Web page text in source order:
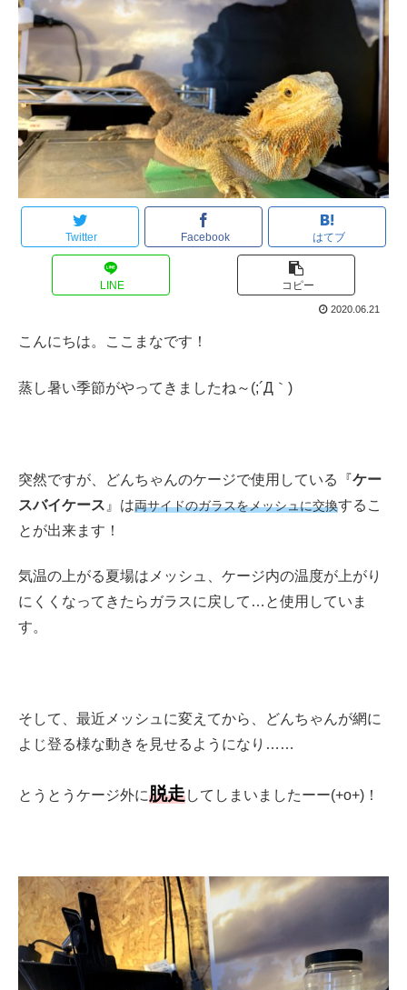
Twitter Facebook はてブ
LINE コピー
2020.06.21
こんにちは。ここまなです！
蒸し暑い季節がやってきましたね～(;´Д｀)
突然ですが、どんちゃんのケージで使用している『ケー
スバイケース 』は両サイドのガラスをメッシュに交換するこ
とが出来ます！
気温の上がる夏場はメッシュ、ケージ内の温度が上がり
にくくなってきたらガラスに戻して…と使用していま
す。
そして、最近メッシュに変えてから、どんちゃんが網に
よじ登る様な動きを見せるようになり……
とうとうケージ外に脱走してしまいましたーー(+o+)！